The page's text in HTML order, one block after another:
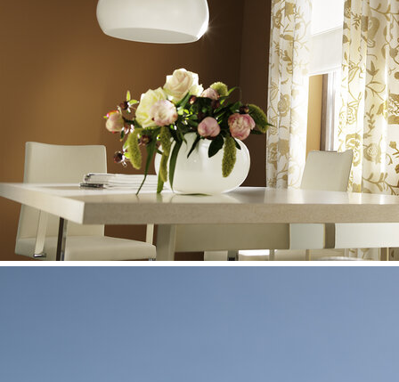
Beispielbild Schleuderschiene
Angebotenes Fabrikat: LEHA
555 Heavy
Robuste Schleuderschiene geeignet für leichte bis
schwere Vorhänge bis max. 60 kg
Vorhanggesamtgewicht
Ausklinkung für Feststeller rechts, abweichende
Position auf Wunsch
1. Schiene
Abmessung 30,6 x 25,5 mm (Breite x Höhe)
Referenzprojekte
GEWERBE